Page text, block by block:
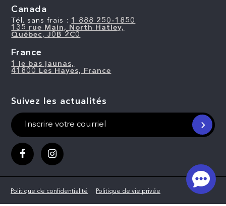
Canada
Tél. sans frais : 1 888 250-1850
135 rue Main, North Hatley,
Québec, J0B 2C0
France
1 le bas jaunas,
41800 Les Hayes, France
Suivez les actualités
Politique de confidentialité Politique de vie privée